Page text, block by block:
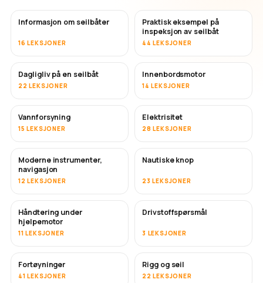
Informasjon om seilbåter
16 LEKSJONER
Praktisk eksempel på
inspeksjon av seilbåt
44 LEKSJONER
Dagligliv på en seilbåt
22 LEKSJONER
Innenbordsmotor
14 LEKSJONER
Vannforsyning
15 LEKSJONER
Elektrisitet
28 LEKSJONER
Moderne instrumenter,
navigasjon
12 LEKSJONER
Nautiske knop
23 LEKSJONER
Håndtering under
hjelpemotor
11 LEKSJONER
Drivstoffspørsmål
3 LEKSJONER
Fortøyninger
41 LEKSJONER
Rigg og seil
22 LEKSJONER